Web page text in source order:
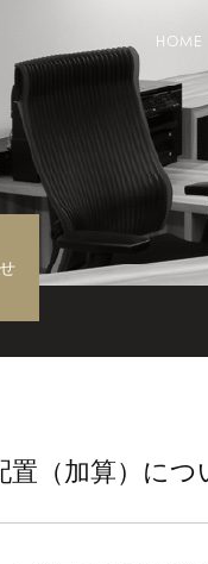
HOME
（加算）につ